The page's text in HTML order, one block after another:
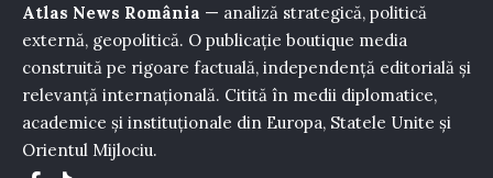
Atlas News România — analiză strategică, politică
externă, geopolitică. O publicație boutique media
construită pe rigoare factuală, independență editorială și
relevanță internațională. Citită în medii diplomatice,
academice și instituționale din Europa, Statele Unite și
Orientul Mijlociu.